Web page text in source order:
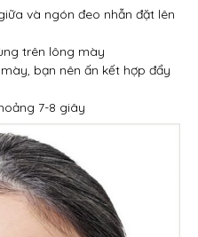
và ngón đeo nhẫn đặt lên
trên lông mày
bạn nên ấn kết hợp đẩy
7-8 giây